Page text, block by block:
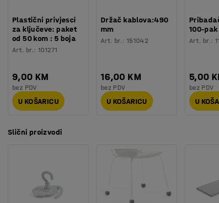
Plastični privjesci
za ključeve: paket
od 50 kom : 5 boja
Art. br.:101271
9,00 KM
bez PDV
U KOŠARICU
Držač kablova:490
mm
Art. br.: 151042
16,00 KM
bez PDV
U KOŠARICU
100-pak
Art. br.:
5,00
bez PDV
U
Slični proizvodi